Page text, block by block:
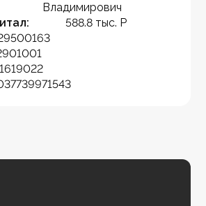
Владимирович
588.8 тыс. Р